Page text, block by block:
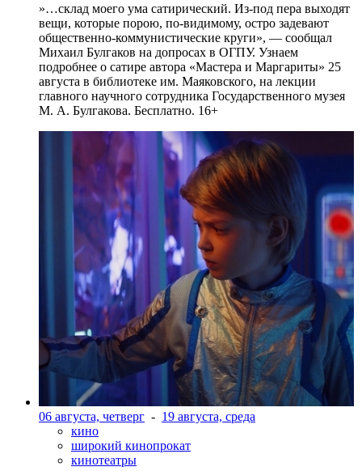
»…склад моего ума сатирический. Из-под пера выходят
вещи, которые порою, по-видимому, остро задевают
общественно-коммунистические круги», — сообщал
Михаил Булгаков на допросах в ОГПУ. Узнаем
подробнее о сатире автора «Мастера и Маргариты» 25
августа в библиотеке им. Маяковского, на лекции
главного научного сотрудника Государственного музея
М. А. Булгакова. Бесплатно. 16+
06 августа, четверг - 19 августа, среда
кино
широкий кинопрокат
кинотеатры